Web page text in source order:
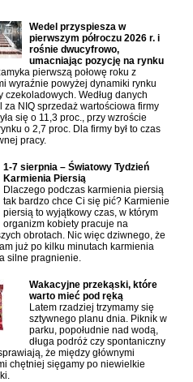
Wedel przyspiesza w
pierwszym półroczu 2026 r. i
rośnie dwucyfrowo,
umacniając pozycję na rynku
pierwszą połowę roku z
wyraźnie powyżej dynamiki rynku
czekoladowych. Według danych
za NIQ sprzedaż wartościowa firmy
się o 11,3 proc., przy wzroście
o 2,7 proc. Dla firmy był to czas
pracy.
1-7 sierpnia – Światowy Tydzień
Karmienia Piersią
Dlaczego podczas karmienia piersią
tak bardzo chce Ci się pić? Karmienie
piersią to wyjątkowy czas, w którym
organizm kobiety pracuje na
obrotach. Nic więc dziwnego, że
już po kilku minutach karmienia
silne pragnienie.
Wakacyjne przekąski, które
warto mieć pod ręką
Latem rzadziej trzymamy się
sztywnego planu dnia. Piknik w
parku, popołudnie nad wodą,
długa podróż czy spontaniczny
że między głównymi
chętniej sięgamy po niewielkie